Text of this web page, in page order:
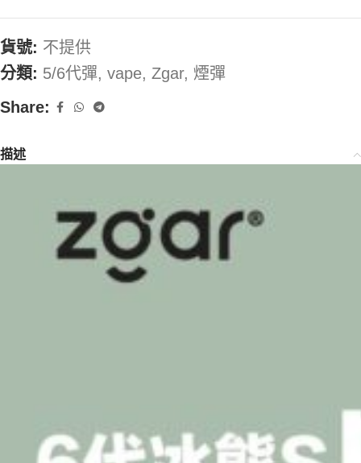
貨號: 不提供
分類: 5/6代彈, vape, Zgar, 煙彈
Share:
描述